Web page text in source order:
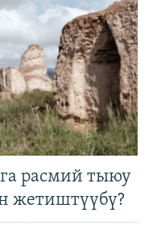
расмий тыюу
жетиштүүбү?